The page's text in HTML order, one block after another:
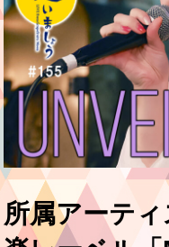
所属アーテ